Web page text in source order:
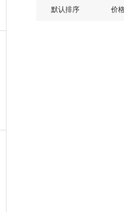
默认排序 价